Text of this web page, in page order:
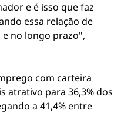
e é isso que faz
essa relação de
no longo prazo",
com carteira
atrativo para 36,3% dos
a 41,4% entre